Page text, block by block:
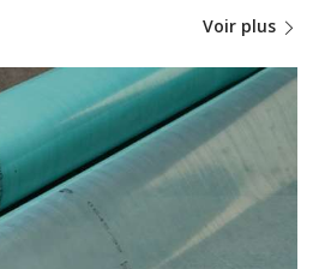
Voir plus